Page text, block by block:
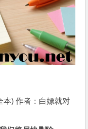
本) 作者：白嫖就对